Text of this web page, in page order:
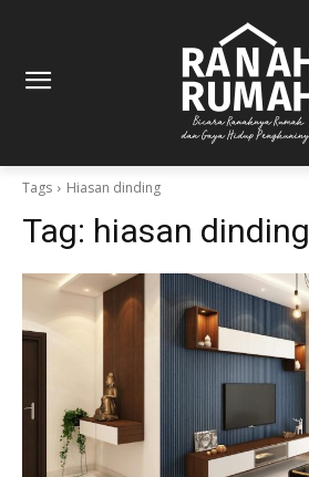
Tags Hiasan dinding
Tag: hiasan dinding